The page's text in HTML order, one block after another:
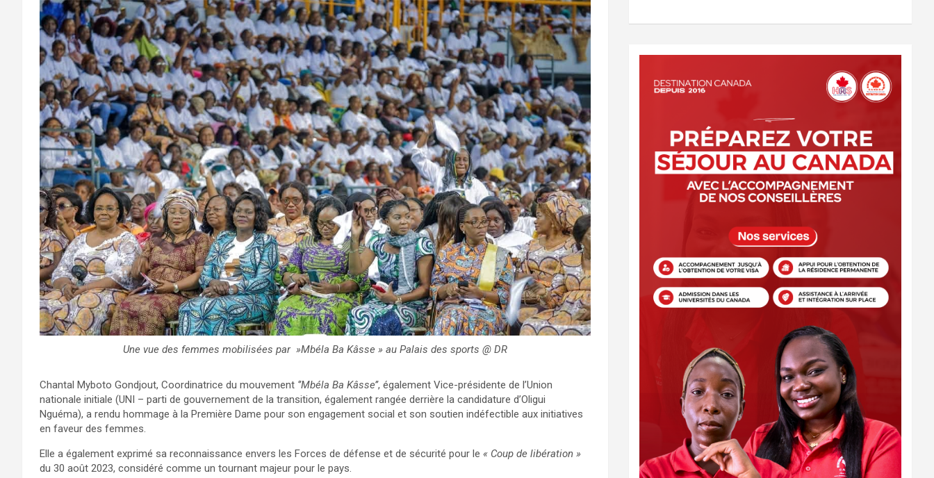
Une vue des femmes mobilisées par »Mbéla Ba Kâsse » au Palais des sports @ DR
Chantal Myboto Gondjout, Coordinatrice du mouvement ‘’Mbéla Ba Kâsse’’, également Vice-présidente de l’Union
nationale initiale (UNI – parti de gouvernement de la transition, également rangée derrière la candidature d’Oligui
Nguéma), a rendu hommage à la Première Dame pour son engagement social et son soutien indéfectible aux initiatives
en faveur des femmes.
Elle a également exprimé sa reconnaissance envers les Forces de défense et de sécurité pour le « Coup de libération »
du 30 août 2023, considéré comme un tournant majeur pour le pays.